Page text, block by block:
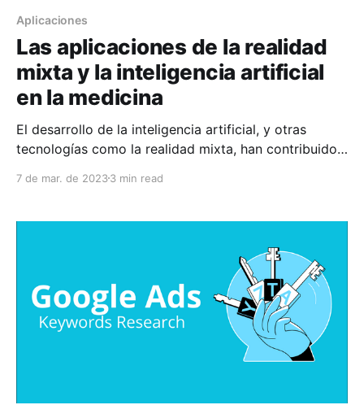
Aplicaciones
Las aplicaciones de la realidad
mixta y la inteligencia artificial
en la medicina
El desarrollo de la inteligencia artificial, y otras
tecnologías como la realidad mixta, han contribuido
tareas rutinarias y complejas. En la medicina, estas
esencial en el día a día de médicos, enfermeras,
7 de mar. de 20233 min read